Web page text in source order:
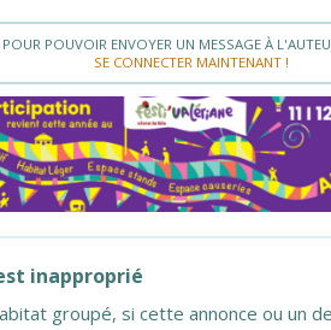
POUVOIR ENVOYER UN MESSAGE À
SE CONNECTER MAINTENANT !
inapproprié
groupé, si cette annonce ou un